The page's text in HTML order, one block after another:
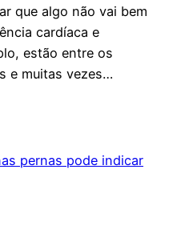
que algo não vai bem
cardíaca e
estão entre os
e muitas vezes…